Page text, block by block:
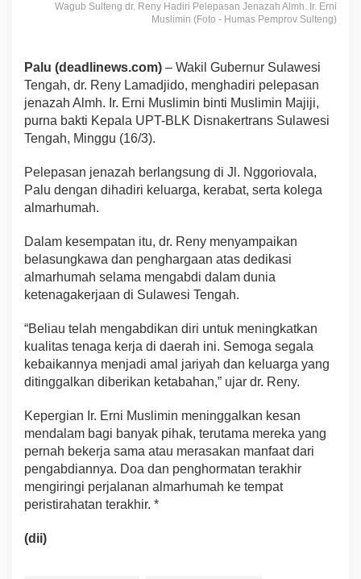
Wagub Sulteng dr. Reny Hadiri Pelepasan Jenazah Almh. Ir. Erni
Muslimin (Foto - Humas Pemprov Sulteng)
Palu (deadlinews.com) – Wakil Gubernur Sulawesi
Tengah, dr. Reny Lamadjido, menghadiri pelepasan
jenazah Almh. Ir. Erni Muslimin binti Muslimin Majiji,
purna bakti Kepala UPT-BLK Disnakertrans Sulawesi
Tengah, Minggu (16/3).
Pelepasan jenazah berlangsung di Jl. Nggoriovala,
Palu dengan dihadiri keluarga, kerabat, serta kolega
almarhumah.
Dalam kesempatan itu, dr. Reny menyampaikan
belasungkawa dan penghargaan atas dedikasi
almarhumah selama mengabdi dalam dunia
ketenagakerjaan di Sulawesi Tengah.
“Beliau telah mengabdikan diri untuk meningkatkan
kualitas tenaga kerja di daerah ini. Semoga segala
kebaikannya menjadi amal jariyah dan keluarga yang
ditinggalkan diberikan ketabahan,” ujar dr. Reny.
Kepergian Ir. Erni Muslimin meninggalkan kesan
mendalam bagi banyak pihak, terutama mereka yang
pernah bekerja sama atau merasakan manfaat dari
pengabdiannya. Doa dan penghormatan terakhir
mengiringi perjalanan almarhumah ke tempat
peristirahatan terakhir. *
(dii)